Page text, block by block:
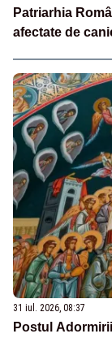
Patriarhia
afectate de
31 iul. 2026, 08:37
Postul